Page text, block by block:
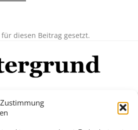
diesen Beitrag gesetzt.